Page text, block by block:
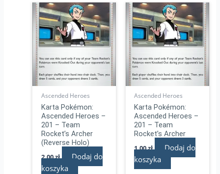
Ascended Heroes
Karta Pokémon:
Ascended Heroes –
201 – Team
Rocket’s Archer
(Reverse Holo)
2,00zł
Dodaj do
koszyka
Ascended Heroes
Karta Pokémon:
Ascended Heroes –
201 – Team
Rocket’s Archer
1,00zł
Dodaj do
koszyka